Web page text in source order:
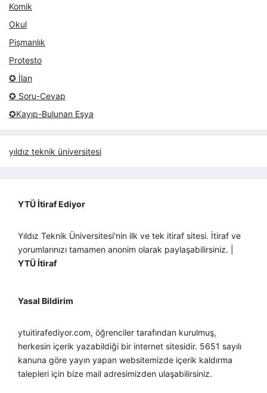
Komik
Okul
Pişmanlık
Protesto
✪ İlan
✪ Soru-Cevap
✪Kayıp-Bulunan Eşya
yıldız teknik üniversitesi
YTÜ İtiraf Ediyor
Yıldız Teknik Üniversitesi'nin ilk ve tek itiraf sitesi. İtiraf ve
yorumlarınızı tamamen anonim olarak paylaşabilirsiniz. |
YTÜ İtiraf
Yasal Bildirim
ytuitirafediyor.com, öğrenciler tarafından kurulmuş,
herkesin içerik yazabildiği bir internet sitesidir. 5651 sayılı
kanuna göre yayın yapan websitemizde içerik kaldırma
talepleri için bize mail adresimizden ulaşabilirsiniz.